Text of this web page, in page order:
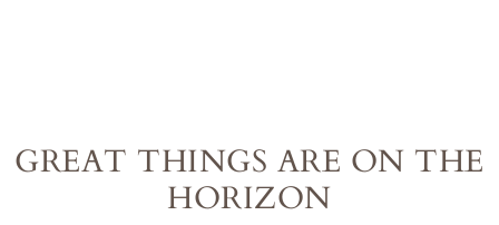
GREAT THINGS ARE ON THE
HORIZON